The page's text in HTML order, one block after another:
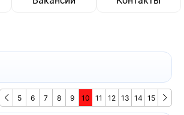
5 6 7 8 9 10 11 12 13 14 15